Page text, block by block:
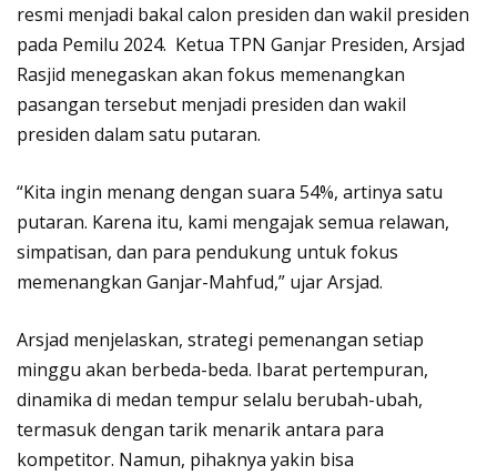
resmi menjadi bakal calon presiden dan wakil presiden
pada Pemilu 2024. Ketua TPN Ganjar Presiden, Arsjad
Rasjid menegaskan akan fokus memenangkan
pasangan tersebut menjadi presiden dan wakil
presiden dalam satu putaran.
“Kita ingin menang dengan suara 54%, artinya satu
putaran. Karena itu, kami mengajak semua relawan,
simpatisan, dan para pendukung untuk fokus
memenangkan Ganjar-Mahfud,” ujar Arsjad.
Arsjad menjelaskan, strategi pemenangan setiap
minggu akan berbeda-beda. Ibarat pertempuran,
dinamika di medan tempur selalu berubah-ubah,
termasuk dengan tarik menarik antara para
kompetitor. Namun, pihaknya yakin bisa